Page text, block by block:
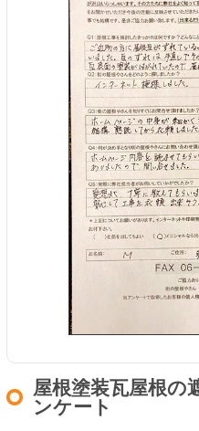
屋根塗装瓦屋根の
ンケート